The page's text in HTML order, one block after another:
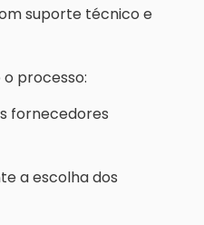
suporte técnico e
processo:
fornecedores
a escolha dos